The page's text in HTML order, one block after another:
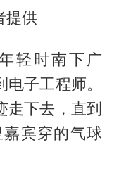
提供
轻时南下广
子工程师。
走下去，直到
宾穿的气球